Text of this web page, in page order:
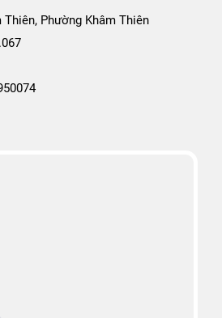
Thiên, Phường Khâm Thiên